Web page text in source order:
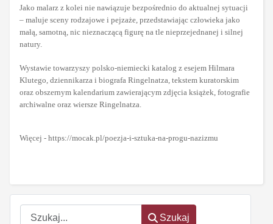
Szukaj
Szukaj
Jako malarz z kolei nie nawiązuje bezpośrednio do aktualnej sytuacji
– maluje sceny rodzajowe i pejzaże, przedstawiając człowieka jako
małą, samotną, nic nieznaczącą figurę na tle nieprzejednanej i silnej
natury.
Wystawie towarzyszy polsko-niemiecki katalog z esejem Hilmara
Klutego, dziennikarza i biografa Ringelnatza, tekstem kuratorskim
oraz obszernym kalendarium zawierającym zdjęcia książek, fotografie
archiwalne oraz wiersze Ringelnatza.
Więcej - https://mocak.pl/poezja-i-sztuka-na-progu-nazizmu